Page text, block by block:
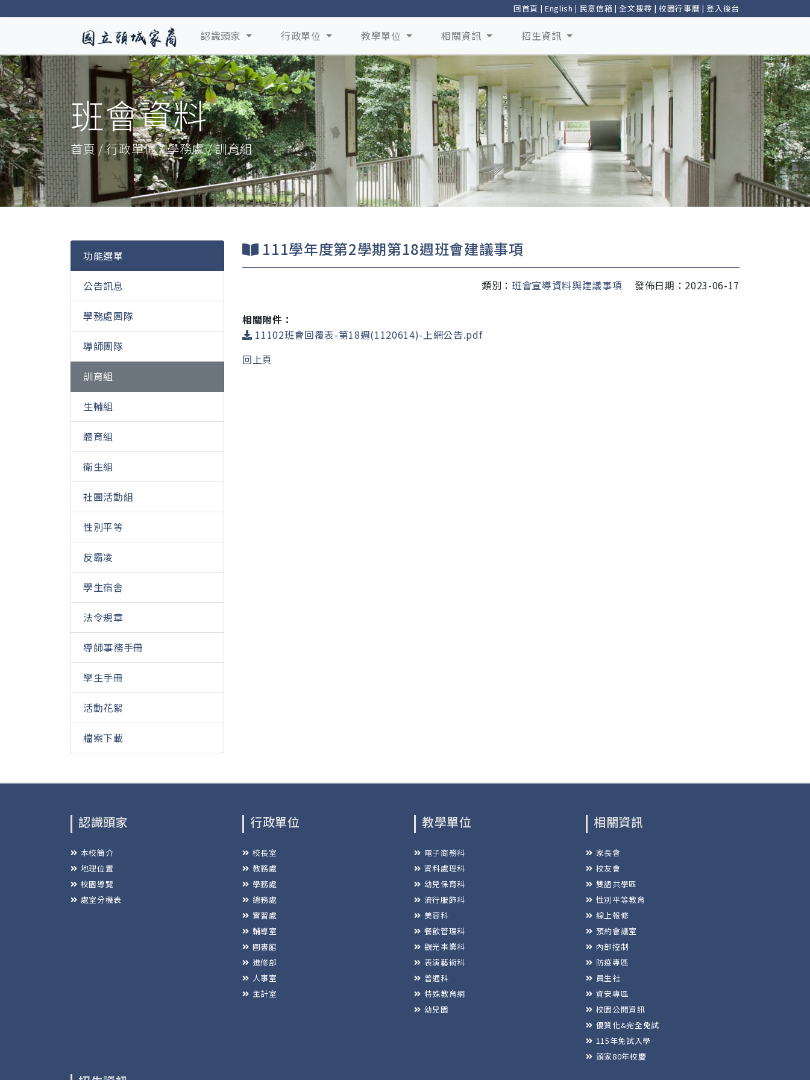
回首頁 | English | 民意信箱 |全文搜尋 | 校園行事曆 |登入後台
認識頭家 行政單位 教學單位 相關資訊 招生資訊
班會資料
首頁 / 行政單位 / 學務處 / 訓育組
功能選單
公告訊息
學務處團隊
導師團隊
訓育組
生輔組
體育組
衛生組
社團活動組
性別平等
反霸凌
學生宿舍
法令規章
導師事務手冊
學生手冊
活動花絮
檔案下載
111學年度第2學期第18週班會建議事項
類別： 班會宣導資料與建議事項 發佈日期：2023-06-17
相關附件：
11102班會回覆表-第18週(1120614)-上網公告.pdf
回上頁
認識頭家
本校簡介
地理位置
校園導覽
處室分機表
行政單位
校長室
教務處
學務處
總務處
實習處
輔導室
圖書館
進修部
人事室
主計室
教學單位
電子商務科
資料處理科
幼兒保育科
流行服飾科
美容科
餐飲管理科
觀光事業科
表演藝術科
普通科
特殊教育網
幼兒園
相關資訊
家長會
校友會
雙語共學區
性別平等教育
線上報修
預約會議室
內部控制
防疫專區
員生社
資安專區
校園公開資訊
優質化&完全免試
115年免試入學
頭家80年校慶